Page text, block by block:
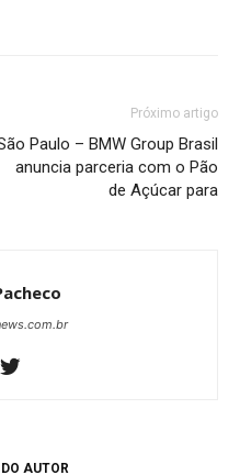
Próximo artigo
Paulo – BMW Group Brasil
anuncia parceria com o Pão
de Açúcar para
AUTOR